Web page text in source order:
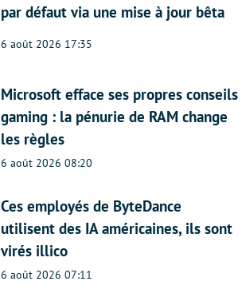
par défaut via une mise à jour bêta
6 août 2026 17:35
Microsoft efface ses propres conseils
gaming : la pénurie de RAM change
les règles
6 août 2026 08:20
Ces employés de ByteDance
utilisent des IA américaines, ils sont
virés illico
6 août 2026 07:11